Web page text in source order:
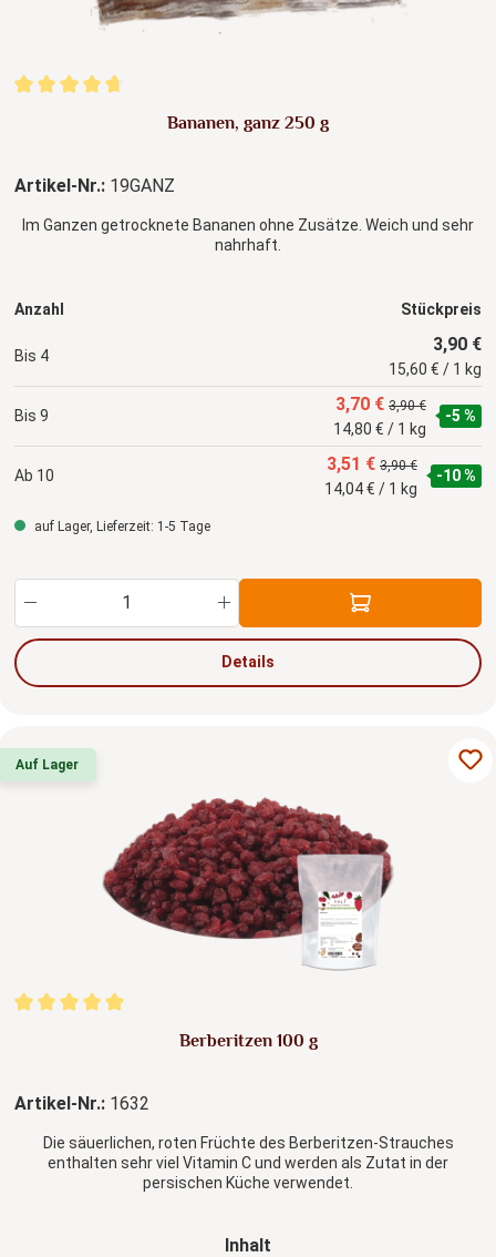
Durchschnittliche Bewertung von 4.63 von 5 Sternen
Bananen, ganz 250 g
Artikel-Nr.: 19GANZ
Im Ganzen getrocknete Bananen ohne Zusätze. Weich und sehr
nahrhaft.
Anzahl Stückpreis
Bis 4
3,90 €
15,60 € / 1 kg
Bis 9
3,70 € 3,90 €
14,80 € / 1 kg
-5 %
Ab 10
3,51 € 3,90 €
14,04 € / 1 kg
-10 %
auf Lager, Lieferzeit: 1-5 Tage
Produkt Anzahl: Gib den gewünschten Wert
Details
Auf Lager
Durchschnittliche Bewertung von 5 von 5 Sternen
Berberitzen 100 g
Artikel-Nr.: 1632
Die säuerlichen, roten Früchte des Berberitzen-Strauches
enthalten sehr viel Vitamin C und werden als Zutat in der
persischen Küche verwendet.
Inhalt